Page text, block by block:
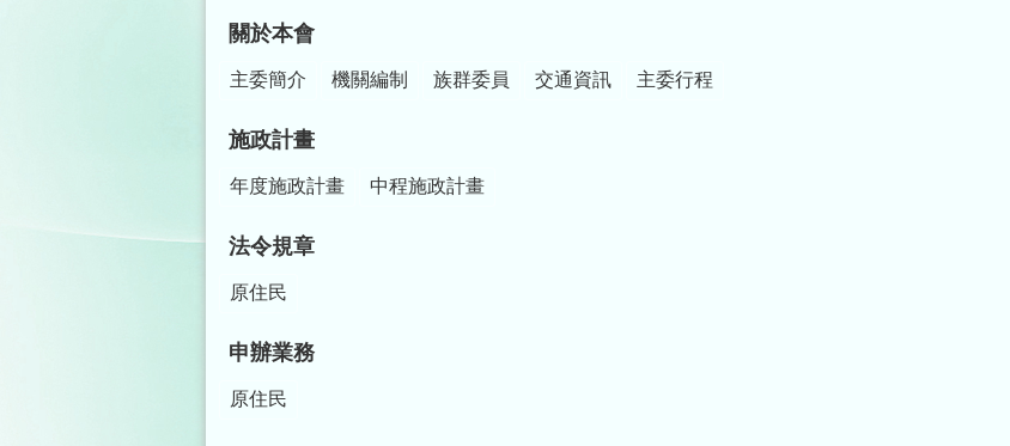
關於本會
主委簡介 機關編制 族群委員 交通資訊 主委行程
施政計畫
年度施政計畫 中程施政計畫
法令規章
原住民
申辦業務
原住民